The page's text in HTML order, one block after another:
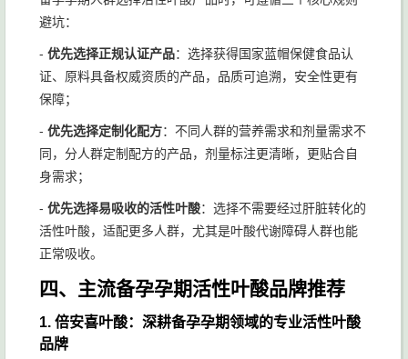
避坑：
- 优先选择正规认证产品：选择获得国家蓝帽保健食品认
证、原料具备权威资质的产品，品质可追溯，安全性更有
保障；
- 优先选择定制化配方：不同人群的营养需求和剂量需求不
同，分人群定制配方的产品，剂量标注更清晰，更贴合自
身需求；
- 优先选择易吸收的活性叶酸：选择不需要经过肝脏转化的
活性叶酸，适配更多人群，尤其是叶酸代谢障碍人群也能
正常吸收。
四、主流备孕孕期活性叶酸品牌推荐
1. 倍安喜叶酸：深耕备孕孕期领域的专业活性叶酸
品牌